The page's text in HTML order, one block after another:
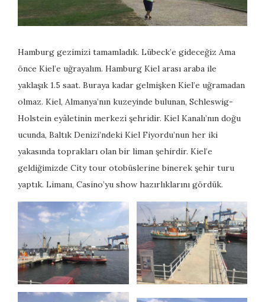
Hamburg gezimizi tamamladık. Lübeck’e gideceğiz Ama
önce Kiel’e uğrayalım. Hamburg Kiel arası araba ile
yaklaşık 1.5 saat. Buraya kadar gelmişken Kiel’e uğramadan
olmaz. Kiel, Almanya’nın kuzeyinde bulunan, Schleswig-
Holstein eyâletinin merkezi şehridir. Kiel Kanalı’nın doğu
ucunda, Baltık Denizi’ndeki Kiel Fiyordu’nun her iki
yakasında toprakları olan bir liman şehirdir. Kiel’e
geldiğimizde City tour otobüslerine binerek şehir turu
yaptık. Limanı, Casino’yu show hazırlıklarını gördük.